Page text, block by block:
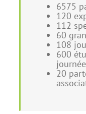
6575
120
112
60
108
600
20